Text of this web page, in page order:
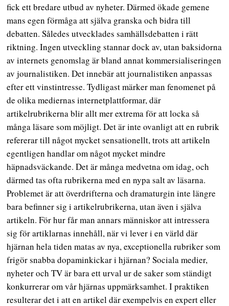
fick ett bredare utbud av nyheter. Därmed ökade gemene
mans egen förmåga att själva granska och bidra till
debatten. Således utvecklades samhällsdebatten i rätt
riktning. Ingen utveckling stannar dock av, utan baksidorna
av internets genomslag är bland annat kommersialiseringen
av journalistiken. Det innebär att journalistiken anpassas
efter ett vinstintresse. Tydligast märker man fenomenet på
de olika mediernas internetplattformar, där
artikelrubrikerna blir allt mer extrema för att locka så
många läsare som möjligt. Det är inte ovanligt att en rubrik
refererar till något mycket sensationellt, trots att artikeln
egentligen handlar om något mycket mindre
häpnadsväckande. Det är många medvetna om idag, och
därmed tas ofta rubrikerna med en nypa salt av läsarna.
Problemet är att överdrifterna och dramaturgin inte längre
bara befinner sig i artikelrubrikerna, utan även i själva
artikeln. För hur får man annars människor att intressera
sig för artiklarnas innehåll, när vi lever i en värld där
hjärnan hela tiden matas av nya, exceptionella rubriker som
frigör snabba dopaminkickar i hjärnan? Sociala medier,
nyheter och TV är bara ett urval ur de saker som ständigt
konkurrerar om vår hjärnas uppmärksamhet. I praktiken
resulterar det i att en artikel där exempelvis en expert eller